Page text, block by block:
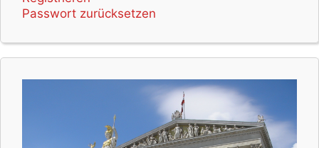
Passwort zurücksetzen